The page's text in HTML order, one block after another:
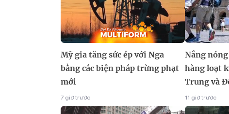
Mỹ gia tăng sức ép với Nga
bằng các biện pháp trừng phạt
mới
7 giờ trước
Nắng
hàng loạt
Trung và
11 giờ trước